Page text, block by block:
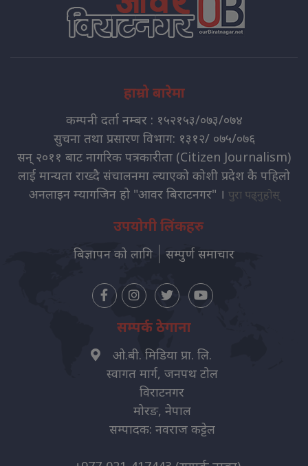
हाम्रो बारेमा
कम्पनी दर्ता नम्बर : १५२१५३/०७३/०७४
सुचना तथा प्रसारण विभाग: १३१२/ ०७५/०७६
सन् २०११ बाट नागरिक पत्रकारीता (Citizen Journalism)
लाई मान्यता राख्दै संचालनमा ल्याएको कोशी प्रदेश कै पहिलो
अनलाइन म्यागजिन हो "आवर बिराटनगर" । पुरा पढ्नुहोस्
उपयोगी लिंकहरु
बिज्ञापन को लागि सम्पुर्ण समाचार
सम्पर्क ठेगाना
ओ.बी. मिडिया प्रा. लि.
स्वागत मार्ग, जनपथ टोल
विराटनगर
मोरङ, नेपाल
सम्पादक: नवराज कट्टेल